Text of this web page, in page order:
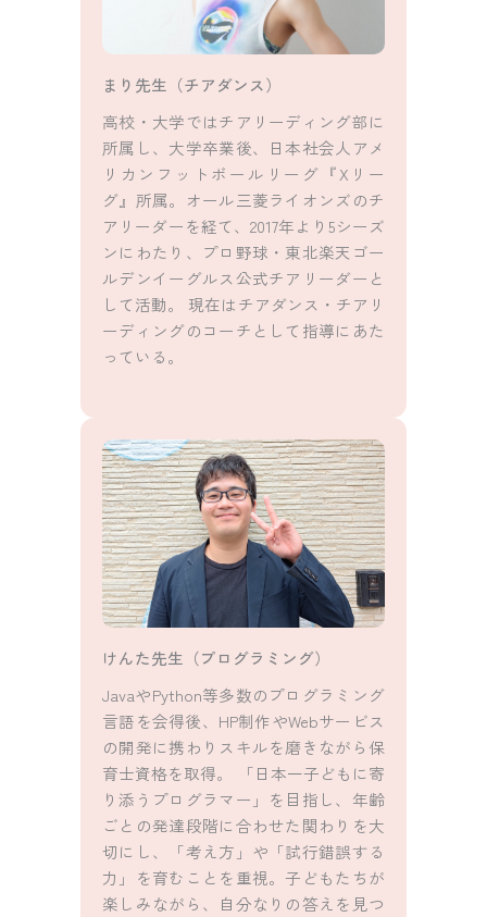
まり先生（チアダンス）
高校・大学ではチアリーディング部に
所属し、大学卒業後、日本社会人アメ
リカンフットボールリーグ『Xリー
グ』所属。オール三菱ライオンズのチ
アリーダーを経て、2017年より5シーズ
ンにわたり、プロ野球・東北楽天ゴー
ルデンイーグルス公式チアリーダーと
して活動。 現在はチアダンス・チアリ
ーディングのコーチとして指導にあた
っている。
けんた先生（プログラミング）
JavaやPython等多数のプログラミング
言語を会得後、HP制作やWebサービス
の開発に携わりスキルを磨きながら保
育士資格を取得。 「日本一子どもに寄
り添うプログラマー」を目指し、年齢
ごとの発達段階に合わせた関わりを大
切にし、「考え方」や「試行錯誤する
力」を育むことを重視。子どもたちが
楽しみながら、自分なりの答えを見つ